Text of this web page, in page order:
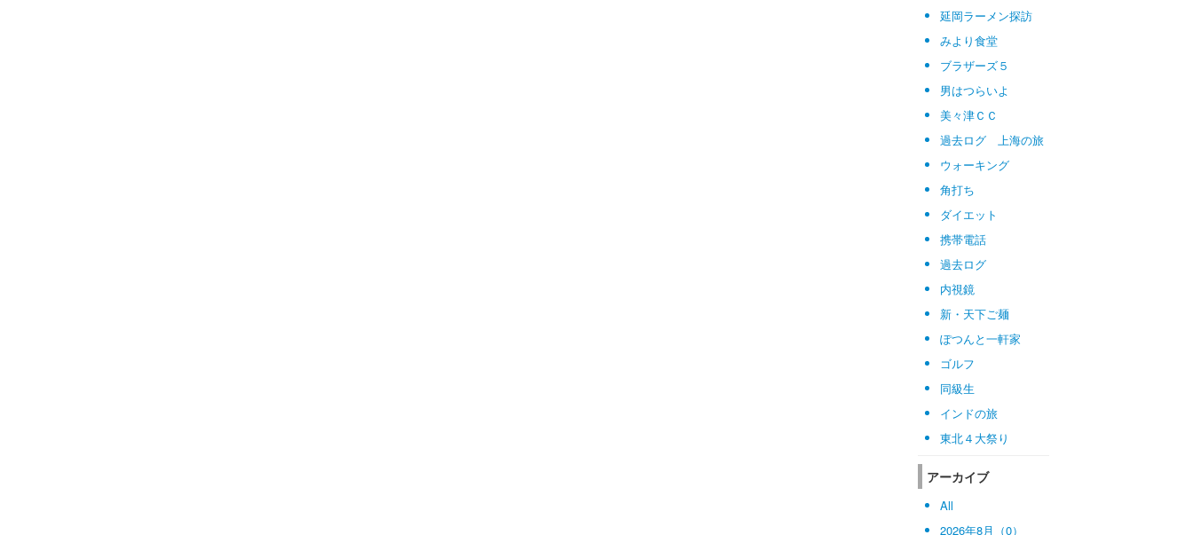
延岡ラーメン探訪
みより食堂
ブラザーズ５
男はつらいよ
美々津ＣＣ
過去ログ 上海の旅
ウォーキング
角打ち
ダイエット
携帯電話
過去ログ
内視鏡
新・天下ご麺
ぽつんと一軒家
ゴルフ
同級生
インドの旅
東北４大祭り
アーカイブ
All
2026年8月（0）